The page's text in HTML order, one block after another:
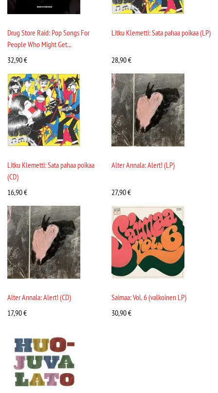
Drug Store Raid: Pop Songs For
People Who Might Get...
32,90€
Litku Klemetti: Sata pahaa poikaa (LP)
28,90€
Litku Klemetti: Sata pahaa poikaa
(CD)
16,90€
Alter Annala: Alert! (LP)
27,90€
Alter Annala: Alert! (CD)
17,90€
Saimaa: Vol. 6 (valkoinen LP)
30,90€